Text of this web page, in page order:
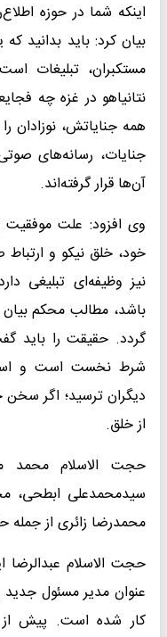
اینکه شما در حوزه
بیان کرد: باید بدانید
مستکبران، تبلیغات
نتانیاهو در غزه چه
همه جنایاتش، نوزادان
جنایات، رسانه‌های
آن‌ها قرار گرفته‌اند.
وی افزود: علت
خود، خلق نیکو و ارتباط
نیز وظیفه‌ای تبلیغی
باشد، مطالب محکم
گردد. حقیقت را باید
شرط نخست است و
دیگران ترسید؛ اگر
از خلق.
حجت الاسلام محمد
سیدمحمدعلی ابطحی،
محمدرضا زائری از جمله
حجت الاسلام عبدالرضا
عنوان مدیر مسئول
کار شده است. پیش